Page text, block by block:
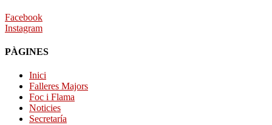
Facebook
Instagram
PÀGINES
Inici
Falleres Majors
Foc i Flama
Noticies
Secretaría